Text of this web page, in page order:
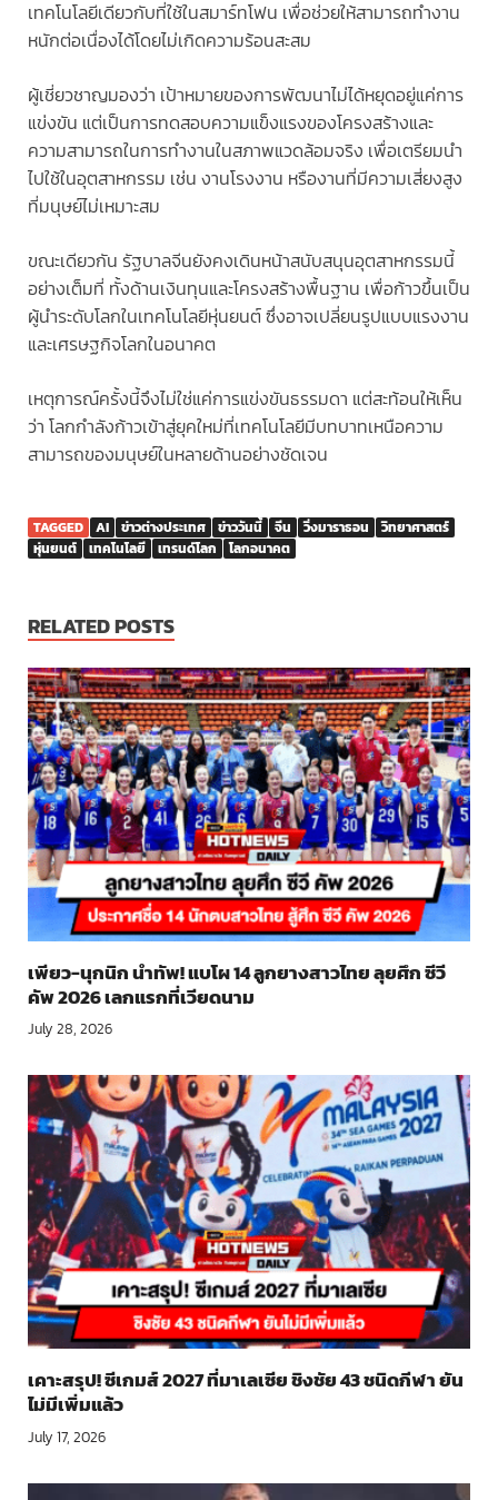
เทคโนโลยีเดียวกับที่ใช้ในสมาร์ทโฟน เพื่อช่วยให้สามารถทำงาน
หนักต่อเนื่องได้โดยไม่เกิดความร้อนสะสม
ผู้เชี่ยวชาญมองว่า เป้าหมายของการพัฒนาไม่ได้หยุดอยู่แค่การ
แข่งขัน แต่เป็นการทดสอบความแข็งแรงของโครงสร้างและ
ความสามารถในการทำงานในสภาพแวดล้อมจริง เพื่อเตรียมนำ
ไปใช้ในอุตสาหกรรม เช่น งานโรงงาน หรืองานที่มีความเสี่ยงสูง
ที่มนุษย์ไม่เหมาะสม
ขณะเดียวกัน รัฐบาลจีนยังคงเดินหน้าสนับสนุนอุตสาหกรรมนี้
อย่างเต็มที่ ทั้งด้านเงินทุนและโครงสร้างพื้นฐาน เพื่อก้าวขึ้นเป็น
ผู้นำระดับโลกในเทคโนโลยีหุ่นยนต์ ซึ่งอาจเปลี่ยนรูปแบบแรงงาน
และเศรษฐกิจโลกในอนาคต
เหตุการณ์ครั้งนี้จึงไม่ใช่แค่การแข่งขันธรรมดา แต่สะท้อนให้เห็น
ว่า โลกกำลังก้าวเข้าสู่ยุคใหม่ที่เทคโนโลยีมีบทบาทเหนือความ
สามารถของมนุษย์ในหลายด้านอย่างชัดเจน
TAGGED AI ข่าวต่างประเทศ ข่าววันนี้ จีน วิ่งมาราธอน
วิทยาศาสตร์
หุ่นยนต์
เทคโนโลยี เทรนด์โลก โลกอนาคต
RELATED POSTS
เพียว-นุกนิก นำทัพ! แบโผ 14 ลูกยางสาวไทย ลุยศึก ซีวี
คัพ 2026 เลกแรกที่เวียดนาม
July 28, 2026
เคาะสรุป! ซีเกมส์ 2027 ที่มาเลเซีย ชิงชัย 43 ชนิดกีฬา ยัน
ไม่มีเพิ่มแล้ว
July 17, 2026